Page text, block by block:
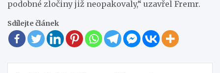
podobné zločiny již neopakovaly,“ uzavřel Fremr.
Sdílejte článek